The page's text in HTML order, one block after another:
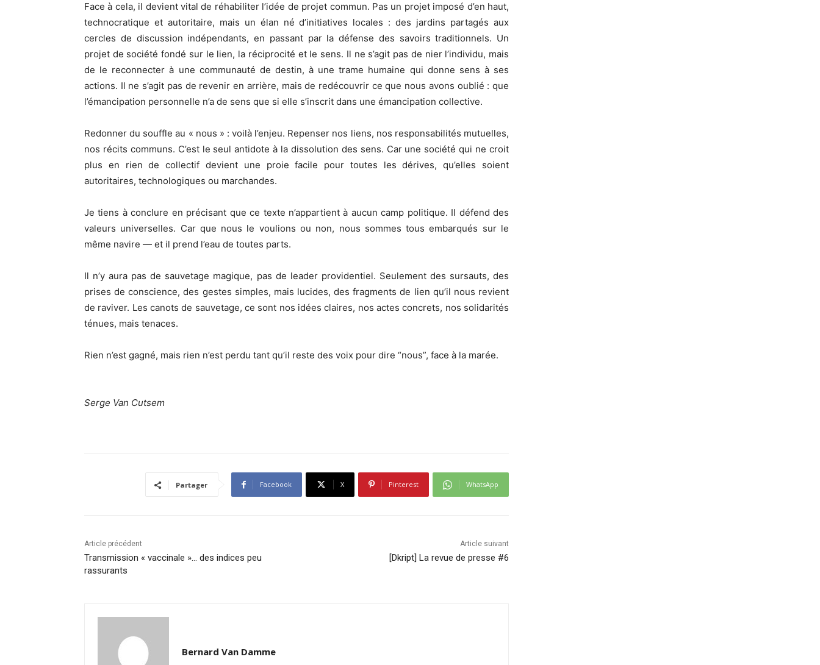
Face à cela, il devient vital de réhabiliter l’idée de projet commun. Pas un projet imposé d’en haut,
technocratique et autoritaire, mais un élan né d’initiatives locales : des jardins partagés aux
cercles de discussion indépendants, en passant par la défense des savoirs traditionnels. Un
projet de société fondé sur le lien, la réciprocité et le sens. Il ne s’agit pas de nier l’individu, mais
de le reconnecter à une communauté de destin, à une trame humaine qui donne sens à ses
actions. Il ne s’agit pas de revenir en arrière, mais de redécouvrir ce que nous avons oublié : que
l’émancipation personnelle n’a de sens que si elle s’inscrit dans une émancipation collective.
Redonner du souffle au « nous » : voilà l’enjeu. Repenser nos liens, nos responsabilités mutuelles,
nos récits communs. C’est le seul antidote à la dissolution des sens. Car une société qui ne croit
plus en rien de collectif devient une proie facile pour toutes les dérives, qu’elles soient
autoritaires, technologiques ou marchandes.
Je tiens à conclure en précisant que ce texte n’appartient à aucun camp politique. Il défend des
valeurs universelles. Car que nous le voulions ou non, nous sommes tous embarqués sur le
même navire — et il prend l’eau de toutes parts.
Il n’y aura pas de sauvetage magique, pas de leader providentiel. Seulement des sursauts, des
prises de conscience, des gestes simples, mais lucides, des fragments de lien qu’il nous revient
de raviver. Les canots de sauvetage, ce sont nos idées claires, nos actes concrets, nos solidarités
ténues, mais tenaces.
Rien n’est gagné, mais rien n’est perdu tant qu’il reste des voix pour dire “nous”, face à la marée.
Serge Van Cutsem
Partager Facebook X Pinterest WhatsApp
Article précédent
Transmission « vaccinale »… des indices peu
rassurants
Article suivant
[Dkript] La revue de presse #6
Bernard Van Damme